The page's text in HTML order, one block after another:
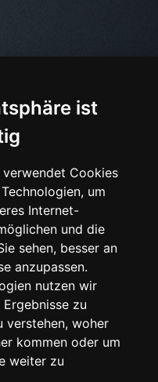
ist
verwendet Cookies
um
Internet-
und die
sehen, besser an
anzupassen.
nutzen wir
zu
verstehen, woher
kommen oder um
weiter zu